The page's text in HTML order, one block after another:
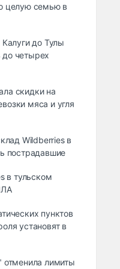
целую семью в
до Тулы
до четырех
скидки на
мяса и угля
Wildberries в
пострадавшие
в тульском
пунктов
установят в
отменила лимиты